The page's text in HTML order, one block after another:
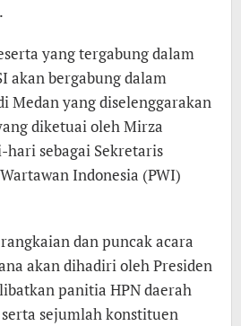
yang tergabung dalam
akan bergabung dalam
Medan yang diselenggarakan
diketuai oleh Mirza
sebagai Sekretaris
Indonesia (PWI)
dan puncak acara
akan dihadiri oleh Presiden
panitia HPN daerah
sejumlah konstituen